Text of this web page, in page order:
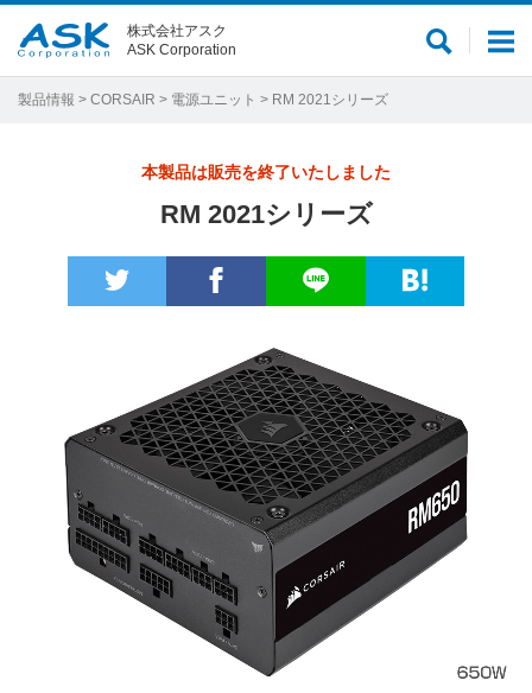
メ
サ
株式会社アスク
ASK Corporation
製品情報 > CORSAIR > 電源ユニット > RM 2021シリーズ
本製品は販売を終了いたしました
RM 2021シリーズ